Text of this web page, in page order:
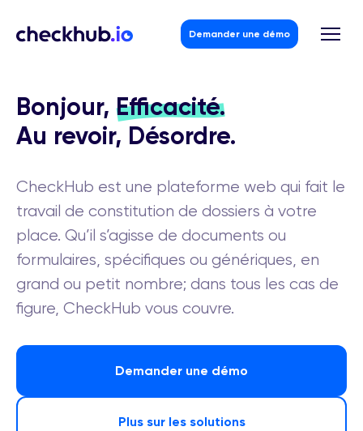
Skip
Demander une démo
Bonjour, Efficacité.
Au revoir, Désordre.
CheckHub est une plateforme web qui fait le
travail de constitution de dossiers à votre
place. Qu’il s’agisse de documents ou
formulaires, spécifiques ou génériques, en
grand ou petit nombre; dans tous les cas de
figure, CheckHub vous couvre.
Demander une démo
Plus sur les solutions